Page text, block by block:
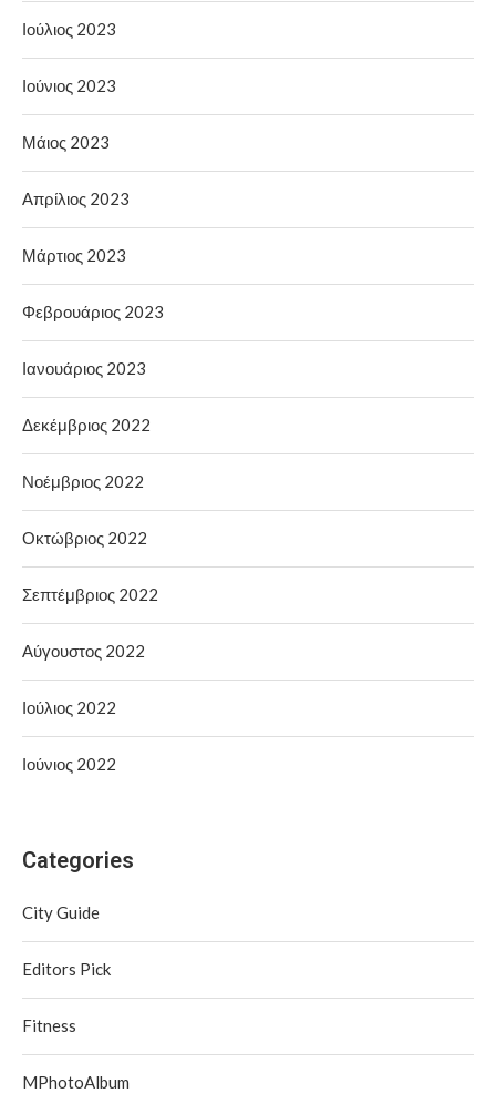
Ιούλιος 2023
Ιούνιος 2023
Μάιος 2023
Απρίλιος 2023
Μάρτιος 2023
Φεβρουάριος 2023
Ιανουάριος 2023
Δεκέμβριος 2022
Νοέμβριος 2022
Οκτώβριος 2022
Σεπτέμβριος 2022
Αύγουστος 2022
Ιούλιος 2022
Ιούνιος 2022
Categories
City Guide
Editors Pick
Fitness
MPhotoAlbum